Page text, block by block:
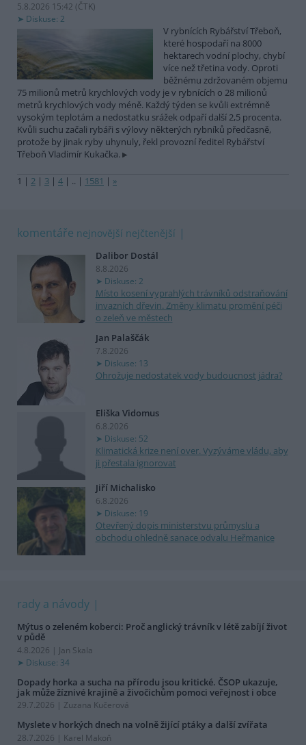
5.8.2026 15:42 (ČTK)
Diskuse: 2
V rybnících Rybářství Třeboň,
které hospodaří na 8000
hektarech vodní plochy, chybí
více než třetina vody. Oproti
běžnému zdržovaném objemu
75 milionů metrů krychlových vody je v rybnících o 28 milionů
metrů krychlových vody méně. Každý týden se kvůli extrémně
vysokým teplotám a nedostatku srážek odpaří další 2,5 procenta.
Kvůli suchu začali rybáři s výlovy některých rybníků předčasně,
protože by jinak ryby uhynuly, řekl provozní ředitel Rybářství
Třeboň Vladimír Kukačka.
1 | 2 | 3 | 4 | .. | 1581 | »
komentáře nejnovější nejčtenější
Dalibor Dostál
8.8.2026
Diskuse: 2
Místo kosení vyprahlých trávníků odstraňování
invazních dřevin. Změny klimatu promění péči
o zeleň ve městech
Jan Palaščák
7.8.2026
Diskuse: 13
Ohrožuje nedostatek vody budoucnost jádra?
Eliška Vidomus
6.8.2026
Diskuse: 52
Klimatická krize není over. Vyzýváme vládu, aby
ji přestala ignorovat
Jiří Michalisko
6.8.2026
Diskuse: 19
Otevřený dopis ministerstvu průmyslu a
obchodu ohledně sanace odvalu Heřmanice
rady a návody
Mýtus o zeleném koberci: Proč anglický trávník v létě zabíjí život
v půdě
4.8.2026 | Jan Skala
Diskuse: 34
Dopady horka a sucha na přírodu jsou kritické. ČSOP ukazuje,
jak může žíznivé krajině a živočichům pomoci veřejnost i obce
29.7.2026 | Zuzana Kučerová
Myslete v horkých dnech na volně žijící ptáky a další zvířata
28.7.2026 | Karel Makoň